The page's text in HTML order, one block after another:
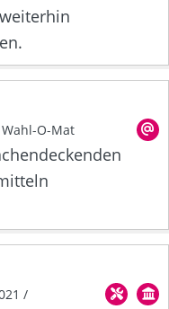
O-Mat
/